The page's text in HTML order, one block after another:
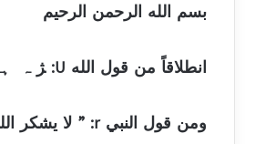
بسم الله الرحمن الرحيم
انطلاقاً من قول الله U: ﮋ ﮧ ﮨ ﮩ ﮪ ﮫ ﮬ ﮭ ﮮ ﮯ ﮰ ﮱ ﯓ ﯔ ﯕ ﯖ ﯗ ﯘ ﯙ ﯚ ﮊ [النمل: 19].
ومن قول النبي r: ” لا يشكر الله من لا يشكر الناس”